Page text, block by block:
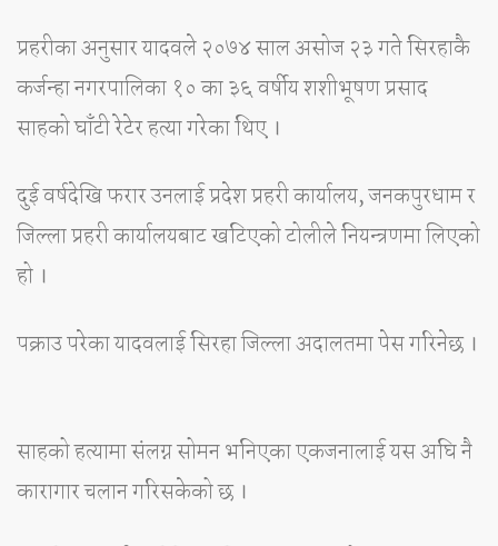
प्रहरीका अनुसार यादवले २०७४ साल असोज २३ गते सिरहाकै
कर्जन्हा नगरपालिका १० का ३६ वर्षीय शशीभूषण प्रसाद
साहको घाँटी रेटेर हत्या गरेका थिए ।
दुई वर्षदेखि फरार उनलाई प्रदेश प्रहरी कार्यालय, जनकपुरधाम र
जिल्ला प्रहरी कार्यालयबाट खटिएको टोलीले नियन्त्रणमा लिएको
हो ।
पक्राउ परेका यादवलाई सिरहा जिल्ला अदालतमा पेस गरिनेछ ।
साहको हत्यामा संलग्न सोमन भनिएका एकजनालाई यस अघि नै
कारागार चलान गरिसकेको छ ।